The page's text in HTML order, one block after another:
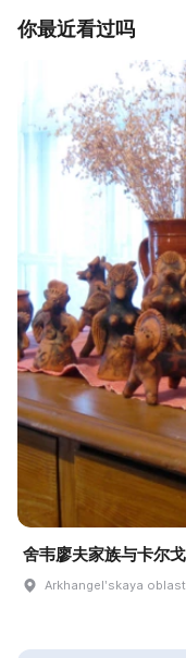
你最近看过吗
舍韦廖夫家族与卡尔
Arkhangelʹskaya